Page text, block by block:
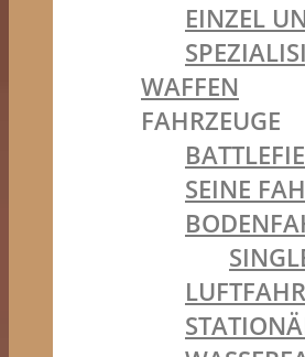
EINZEL
WAFFEN
FAHRZEUGE
SEINE